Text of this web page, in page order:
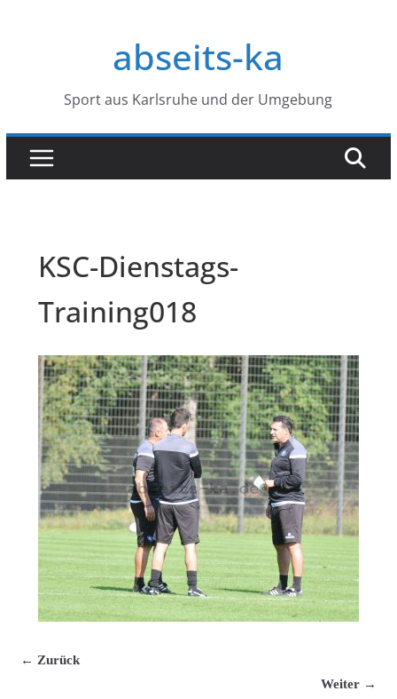
abseits-ka
Sport aus Karlsruhe und der Umgebung
KSC-Dienstags-
Training018
← Zurück
Weiter →